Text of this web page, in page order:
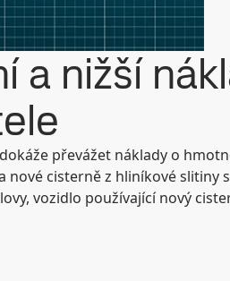
a nižší
převážet náklady o
nové cisterně z hliníkové slitiny
vozidlo používající nový